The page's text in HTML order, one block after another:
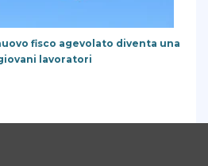
fisco agevolato diventa una
lavoratori